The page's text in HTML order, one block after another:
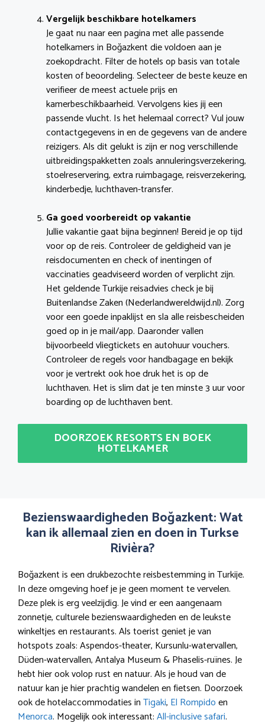
Vergelijk beschikbare hotelkamers
Je gaat nu naar een pagina met alle passende
hotelkamers in Boğazkent die voldoen aan je
zoekopdracht. Filter de hotels op basis van totale
kosten of beoordeling. Selecteer de beste keuze en
verifieer de meest actuele prijs en
kamerbeschikbaarheid. Vervolgens kies jij een
passende vlucht. Is het helemaal correct? Vul jouw
contactgegevens in en de gegevens van de andere
reizigers. Als dit gelukt is zijn er nog verschillende
uitbreidingspakketten zoals annuleringsverzekering,
stoelreservering, extra ruimbagage, reisverzekering,
kinderbedje, luchthaven-transfer.
Ga goed voorbereidt op vakantie
Jullie vakantie gaat bijna beginnen! Bereid je op tijd
voor op de reis. Controleer de geldigheid van je
reisdocumenten en check of inentingen of
vaccinaties geadviseerd worden of verplicht zijn.
Het geldende Turkije reisadvies check je bij
Buitenlandse Zaken (Nederlandwereldwijd.nl). Zorg
voor een goede inpaklijst en sla alle reisbescheiden
goed op in je mail/app. Daaronder vallen
bijvoorbeeld vliegtickets en autohuur vouchers.
Controleer de regels voor handbagage en bekijk
voor je vertrekt ook hoe druk het is op de
luchthaven. Het is slim dat je ten minste 3 uur voor
boarding op de luchthaven bent.
DOORZOEK RESORTS EN BOEK
HOTELKAMER
Bezienswaardigheden Boğazkent: Wat
kan ik allemaal zien en doen in Turkse
Rivièra?
Boğazkent is een drukbezochte reisbestemming in Turkije.
In deze omgeving hoef je je geen moment te vervelen.
Deze plek is erg veelzijdig. Je vind er een aangenaam
zonnetje, culturele bezienswaardigheden en de leukste
winkeltjes en restaurants. Als toerist geniet je van
hotspots zoals: Aspendos-theater, Kursunlu-watervallen,
Düden-watervallen, Antalya Museum & Phaselis-ruïnes. Je
hebt hier ook volop rust en natuur. Als je houd van de
natuur kan je hier prachtig wandelen en fietsen. Doorzoek
ook de hotelaccommodaties inTigaki, El Rompidoen
Menorca. Mogelijk ook interessant:All-inclusive safari.